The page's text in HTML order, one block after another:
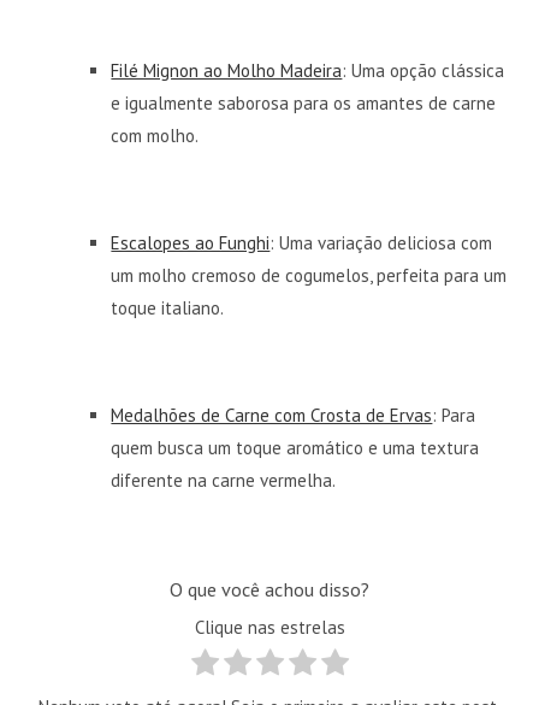
Filé Mignon ao Molho Madeira: Uma opção clássica
e igualmente saborosa para os amantes de carne
com molho.
Escalopes ao Funghi: Uma variação deliciosa com
um molho cremoso de cogumelos, perfeita para um
toque italiano.
Medalhões de Carne com Crosta de Ervas: Para
quem busca um toque aromático e uma textura
diferente na carne vermelha.
O que você achou disso?
Clique nas estrelas